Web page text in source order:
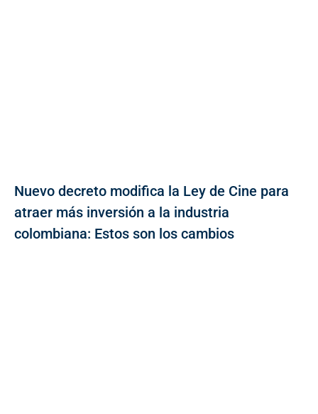
Nuevo decreto modifica la Ley de Cine para
atraer más inversión a la industria
colombiana: Estos son los cambios